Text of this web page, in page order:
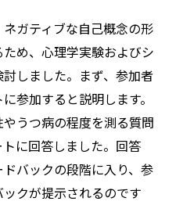
ガティブな自己概念の形
め、心理学実験およびシ
しました。 まず、参加者
参加すると説明します。
うつ病の程度を測る質問
に回答しました。回答
バックの段階に入り、参
クが提示されるのです